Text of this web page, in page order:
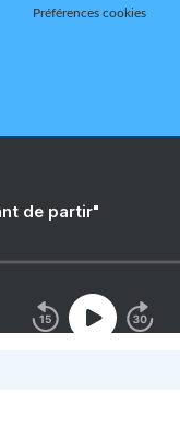
Préférences cookies
de partir"